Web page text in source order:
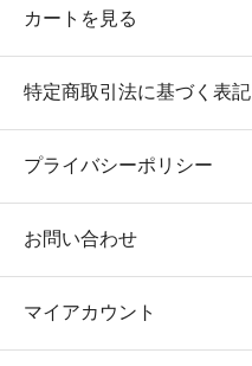
カートを見る
特定商取引法に基づく表記
プライバシーポリシー
お問い合わせ
マイアカウント